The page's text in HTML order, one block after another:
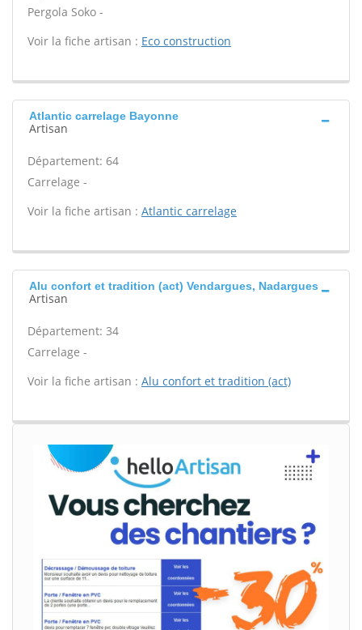
Pergola Soko -
Voir la fiche artisan : Eco construction
Atlantic carrelage Bayonne
Artisan
Département: 64
Carrelage -
Voir la fiche artisan : Atlantic carrelage
Alu confort et tradition (act) Vendargues, Nadargues
Artisan
Département: 34
Carrelage -
Voir la fiche artisan : Alu confort et tradition (act)